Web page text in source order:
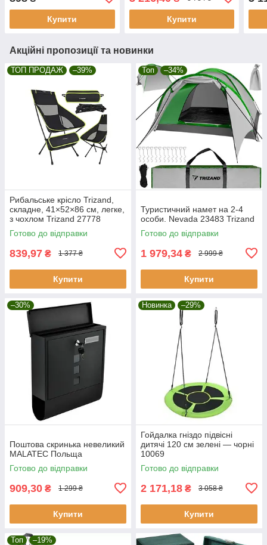
Купити Купити
Акційні пропозиції та новинки
ТОП ПРОДАЖ –39%
Рибальське крісло Trizand,
складне, 41×52×86 см, легке,
з чохлом Trizand 27778
Готово до відправки
839,97 ₴ 1 377 ₴
Купити
Топ –34%
Туристичний намет на 2-4
особи. Nevada 23483 Trizand
Готово до відправки
1 979,34 ₴ 2 999 ₴
Купити
–30%
Поштова скринька невеликий
MALATEC Польща
Готово до відправки
909,30 ₴ 1 299 ₴
Купити
Новинка –29%
Гойдалка гніздо підвісні
дитячі 120 см зелені — чорні
10069
Готово до відправки
2 171,18 ₴ 3 058 ₴
Купити
Топ –19%